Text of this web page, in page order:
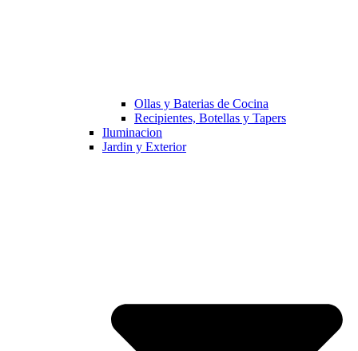
Ollas y Baterias de Cocina
Recipientes, Botellas y Tapers
Iluminacion
Jardin y Exterior